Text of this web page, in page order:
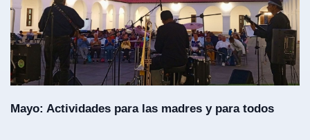
Mayo: Actividades para las madres y para todos